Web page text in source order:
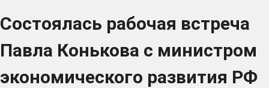
Состоялась рабочая встреча
Павла Конькова с министром
экономического развития РФ